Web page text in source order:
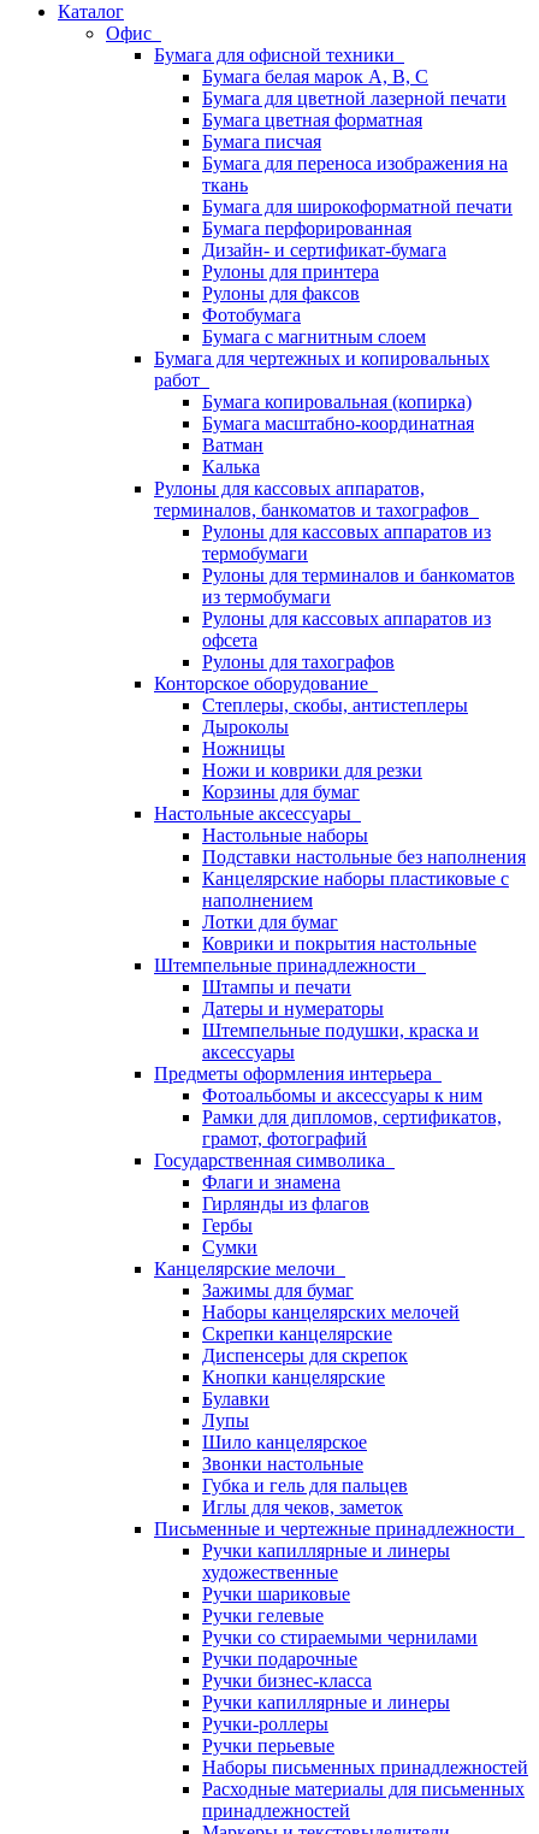
Каталог
Офис
Бумага для офисной техники
Бумага белая марок А, В, С
Бумага для цветной лазерной печати
Бумага цветная форматная
Бумага писчая
Бумага для переноса изображения на
ткань
Бумага для широкоформатной печати
Бумага перфорированная
Дизайн- и сертификат-бумага
Рулоны для принтера
Рулоны для факсов
Фотобумага
Бумага с магнитным слоем
Бумага для чертежных и копировальных
работ
Бумага копировальная (копирка)
Бумага масштабно-координатная
Ватман
Калька
Рулоны для кассовых аппаратов,
терминалов, банкоматов и тахографов
Рулоны для кассовых аппаратов из
термобумаги
Рулоны для терминалов и банкоматов
из термобумаги
Рулоны для кассовых аппаратов из
офсета
Рулоны для тахографов
Конторское оборудование
Степлеры, скобы, антистеплеры
Дыроколы
Ножницы
Ножи и коврики для резки
Корзины для бумаг
Настольные аксессуары
Настольные наборы
Подставки настольные без наполнения
Канцелярские наборы пластиковые с
наполнением
Лотки для бумаг
Коврики и покрытия настольные
Штемпельные принадлежности
Штампы и печати
Датеры и нумераторы
Штемпельные подушки, краска и
аксессуары
Предметы оформления интерьера
Фотоальбомы и аксессуары к ним
Рамки для дипломов, сертификатов,
грамот, фотографий
Государственная символика
Флаги и знамена
Гирлянды из флагов
Гербы
Сумки
Канцелярские мелочи
Зажимы для бумаг
Наборы канцелярских мелочей
Скрепки канцелярские
Диспенсеры для скрепок
Кнопки канцелярские
Булавки
Лупы
Шило канцелярское
Звонки настольные
Губка и гель для пальцев
Иглы для чеков, заметок
Письменные и чертежные принадлежности
Ручки капиллярные и линеры
художественные
Ручки шариковые
Ручки гелевые
Ручки со стираемыми чернилами
Ручки подарочные
Ручки бизнес-класса
Ручки капиллярные и линеры
Ручки-роллеры
Ручки перьевые
Наборы письменных принадлежностей
Расходные материалы для письменных
принадлежностей